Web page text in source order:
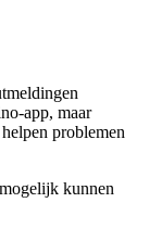
app, maar
problemen
kunnen